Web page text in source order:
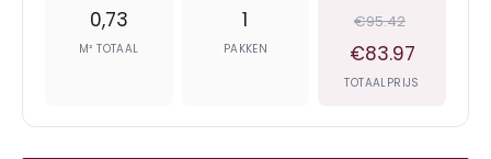
0,73
M² TOTAAL
1
PAKKEN
€95.42
€83.97
TOTAALPRIJS